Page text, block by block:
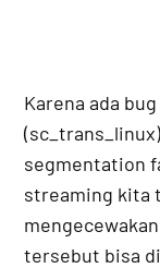
Karena ada
segmentation
streaming kita
tersebut bisa